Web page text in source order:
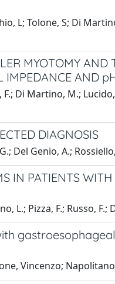
L; Tolone, S; Di
MYOTOMY
IMPEDANCE AND
F.; Di Martino, M.;
DIAGNOSIS
Del Genio, A.;
IN PATIENTS
L.; Pizza, F.; Russo, F.;
Vincenzo;